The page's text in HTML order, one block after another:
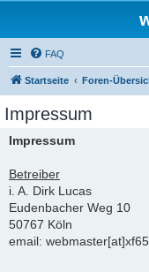
FAQ
Startseite Foren-
Impressum
Impressum
Betreiber
i. A. Dirk Lucas
Eudenbacher Weg 10
50767 Köln
email: